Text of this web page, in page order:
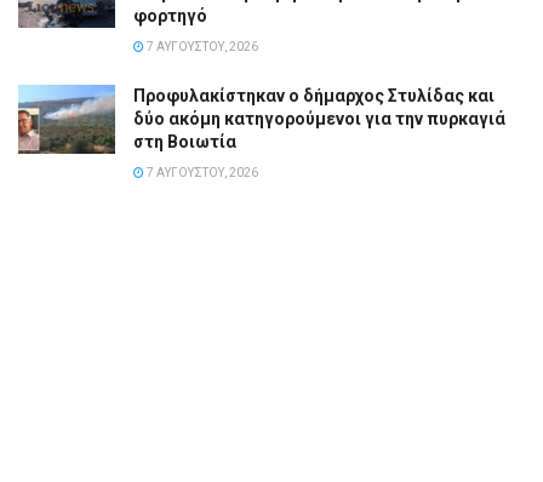
φορτηγό
7 ΑΥΓΟΎΣΤΟΥ, 2026
Προφυλακίστηκαν ο δήμαρχος Στυλίδας και
δύο ακόμη κατηγορούμενοι για την πυρκαγιά
στη Βοιωτία
7 ΑΥΓΟΎΣΤΟΥ, 2026